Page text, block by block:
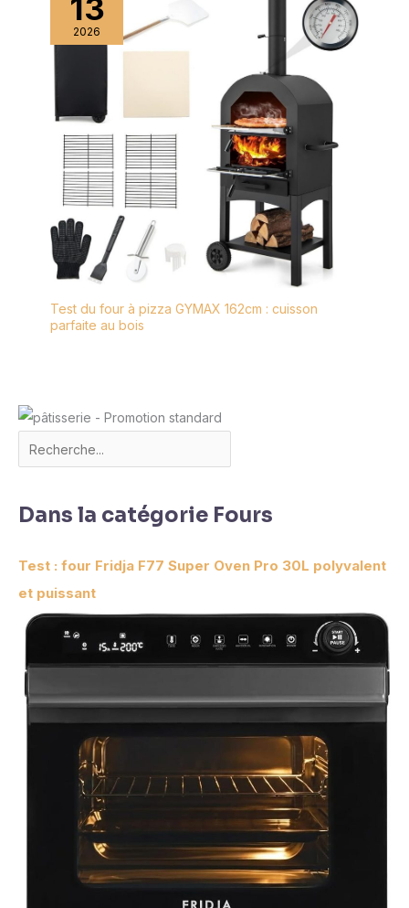
13
2026
Test du four à pizza GYMAX 162cm : cuisson
parfaite au bois
Dans la catégorie Fours
Test : four Fridja F77 Super Oven Pro 30L polyvalent
et puissant